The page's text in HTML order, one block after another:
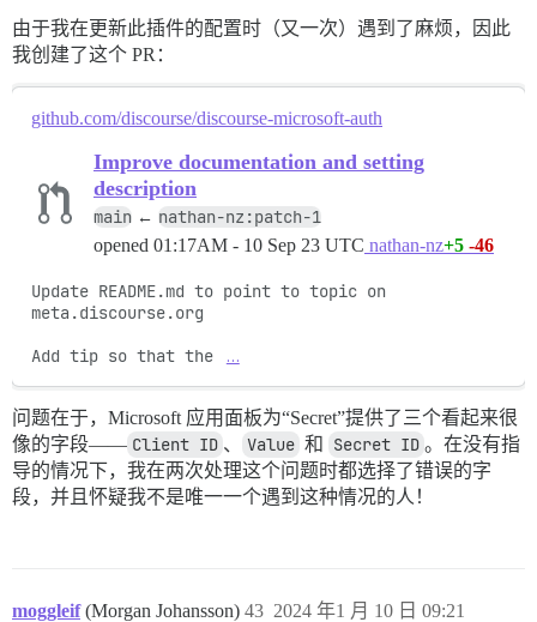
由于我在更新此插件的配置时（又一次）遇到了麻烦，因此
我创建了这个 PR：
github.com/discourse/discourse-microsoft-auth
Improve documentation and setting
description
main ← nathan-nz:patch-1
opened 01:17AM - 10 Sep 23 UTC nathan-nz+5 -46
Update README.md to point to topic on
meta.discourse.org
Add tip so that the
…
问题在于，Microsoft 应用面板为“Secret”提供了三个看起来很
像的字段—— Client ID 、 Value 和 Secret ID 。在没有指
导的情况下，我在两次处理这个问题时都选择了错误的字
段，并且怀疑我不是唯一一个遇到这种情况的人！
moggleif (Morgan Johansson) 2024 年1 月 10 日 09:21
43